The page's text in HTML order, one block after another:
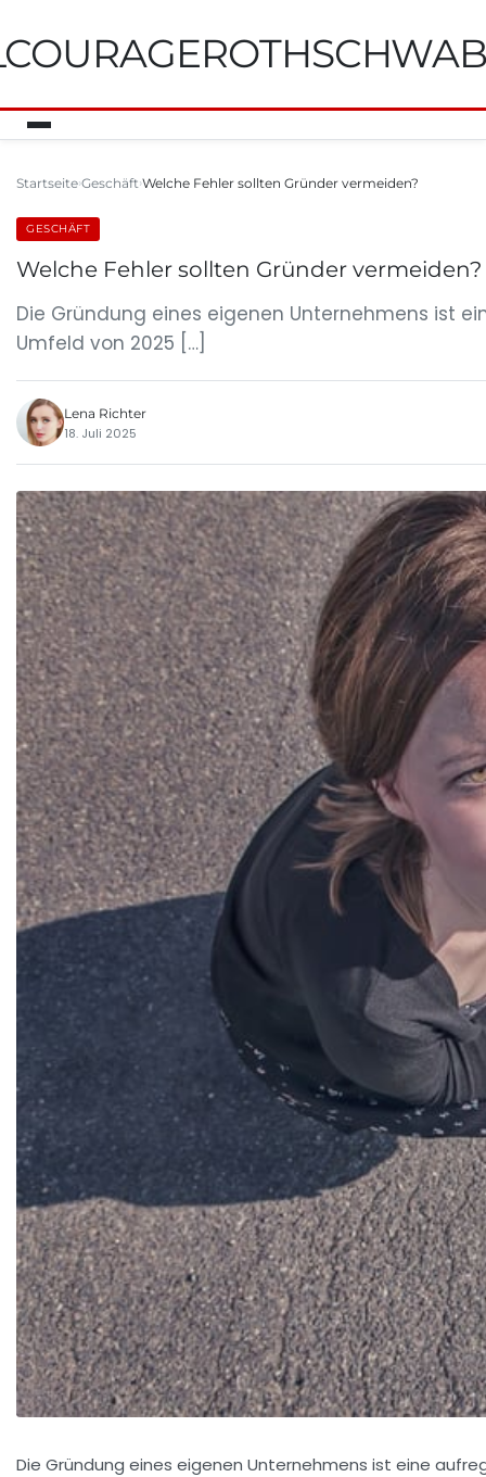
Startseite Geschäft Welche Fehler sollten Gründer vermeiden?
GESCHÄFT
Welche Fehler sollten Gründer vermeiden?
Die Gründung eines eigenen Unternehmens ist
Umfeld von 2025 […]
Lena Richter
18. Juli 2025
Die Gründung eines eigenen Unternehmens ist eine